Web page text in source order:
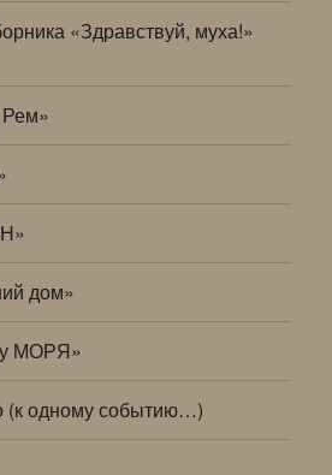
«Здравствуй, муха!»
дом»
МОРЯ»
(к одному событию…)